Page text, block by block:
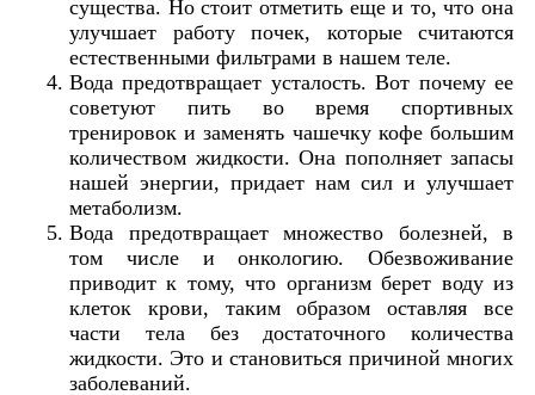
существа. Но стоит отметить еще и то, что она
улучшает работу почек, которые считаются
естественными фильтрами в нашем теле.
Вода предотвращает усталость. Вот почему ее
советуют пить во время спортивных
тренировок и заменять чашечку кофе большим
количеством жидкости. Она пополняет запасы
нашей энергии, придает нам сил и улучшает
метаболизм.
Вода предотвращает множество болезней, в
том числе и онкологию. Обезвоживание
приводит к тому, что организм берет воду из
клеток крови, таким образом оставляя все
части тела без достаточного количества
жидкости. Это и становиться причиной многих
заболеваний.